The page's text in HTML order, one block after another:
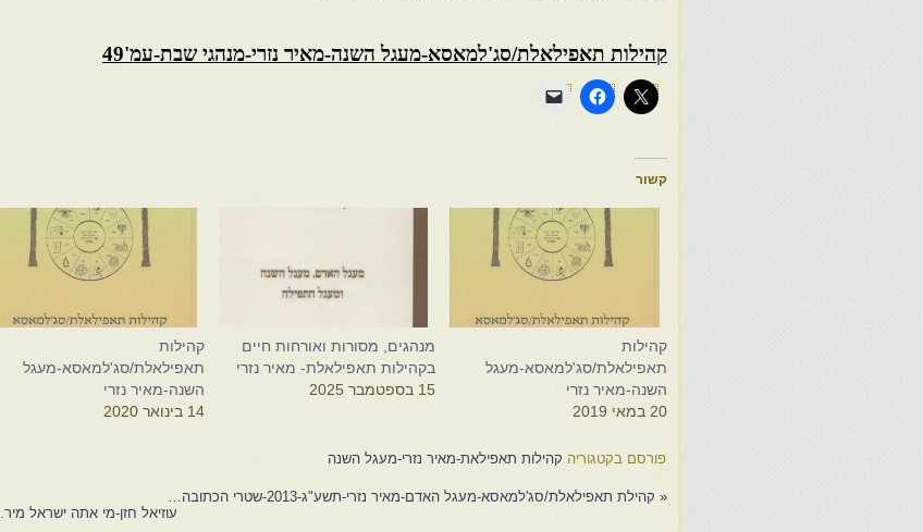
קהילות תאפילאלת/סג'למאסא-מעגל השנה-מאיר נזרי-מנהגי שבת-עמ'49
קשור
קהילות
תאפילאלת/סג'למאסא-מעגל
השנה-מאיר נזרי
20 במאי 2019
מנהגים, מסורות ואורחות חיים
בקהילות תאפילאלת- מאיר נזרי
15 בספטמבר 2025
קהילות
תאפילאלת/סג'למאסא-מעגל
השנה-מאיר נזרי
14 בינואר 2020
פורסם בקטגוריה קהילות תאפילאת-מאיר נזרי-מעגל השנה
« קהילת תאפילאלת/סג'למאסא-מעגל האדם-מאיר נזרי-תשע"ג-2013-שטרי הכתובה…
עוזיאל חזן-מי אתה ישראל מיר.